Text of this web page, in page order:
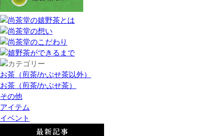
お茶（煎茶/かぶせ茶以外）
お茶（煎茶/かぶせ茶）
その他
アイテム
イベント